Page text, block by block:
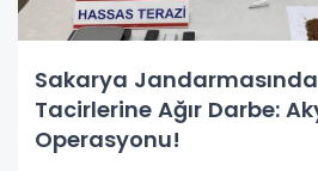
Sakarya
Tacirlerine Ağır Darbe:
Operasyonu!